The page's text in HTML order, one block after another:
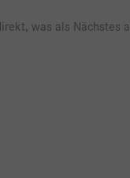
was als Nächstes